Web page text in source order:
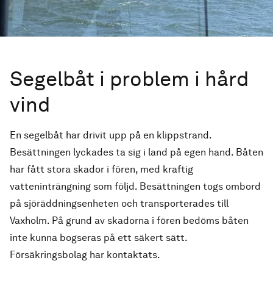
Segelbåt i problem i hård
vind
En segelbåt har drivit upp på en klippstrand.
Besättningen lyckades ta sig i land på egen hand. Båten
har fått stora skador i fören, med kraftig
vatteninträngning som följd. Besättningen togs ombord
på sjöräddningsenheten och transporterades till
Vaxholm. På grund av skadorna i fören bedöms båten
inte kunna bogseras på ett säkert sätt.
Försäkringsbolag har kontaktats.